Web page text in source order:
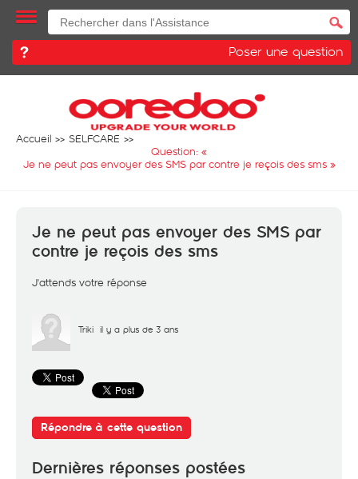
Poser une question
Accueil
SELFCARE
Question: «
Je ne peut pas envoyer des SMS par contre je reçois des sms»
Je ne peut pas envoyer des SMS par
contre je reçois des sms
J'attends votre réponse
Triki il y a plus de 3 ans
Répondre à cette question
Dernières réponses postées